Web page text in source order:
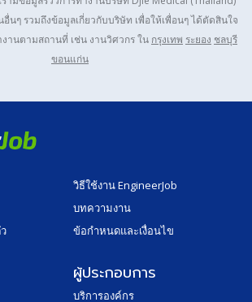
นๆ รวมถึงข้อมูลเกี่ยวกับบริษัท เพื่อให้เพื่อนๆ ได้ตัดสินใจ
านตามสถานที่ เช่น งานวิศวกร ใน กรุงเทพ ระยอง ชลบุรี
ขอนแก่น
วิธีใช้งาน EngineerJob
บทความงาน
ข้อกำหนดและเงื่อนไข
ผู้ประกอบการ
บริการองค์กร